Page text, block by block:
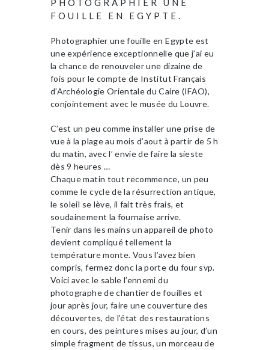
PHOTOGRAPHIER UNE
FOUILLE EN EGYPTE.
Photographier une fouille en Egypte est
une expérience exceptionnelle que j’ai eu
la chance de renouveler une dizaine de
fois pour le compte de Institut Français
d’Archéologie Orientale du Caire (IFAO),
conjointement avec le musée du Louvre.
C’est un peu comme installer une prise de
vue à la plage au mois d’aout à partir de 5 h
du matin, avec l’ envie de faire la sieste
dès 9 heures …
Chaque matin tout recommence, un peu
comme le cycle de la résurrection antique,
le soleil se lève, il fait très frais, et
soudainement la fournaise arrive.
Tenir dans les mains un appareil de photo
devient compliqué tellement la
température monte. Vous l’avez bien
compris, fermez donc la porte du four svp.
Voici avec le sable l’ennemi du
photographe de chantier de fouilles et
jour après jour, faire une couverture des
découvertes, de l’état des restaurations
en cours, des peintures mises au jour, d’un
simple fragment de tissus, un morceau de